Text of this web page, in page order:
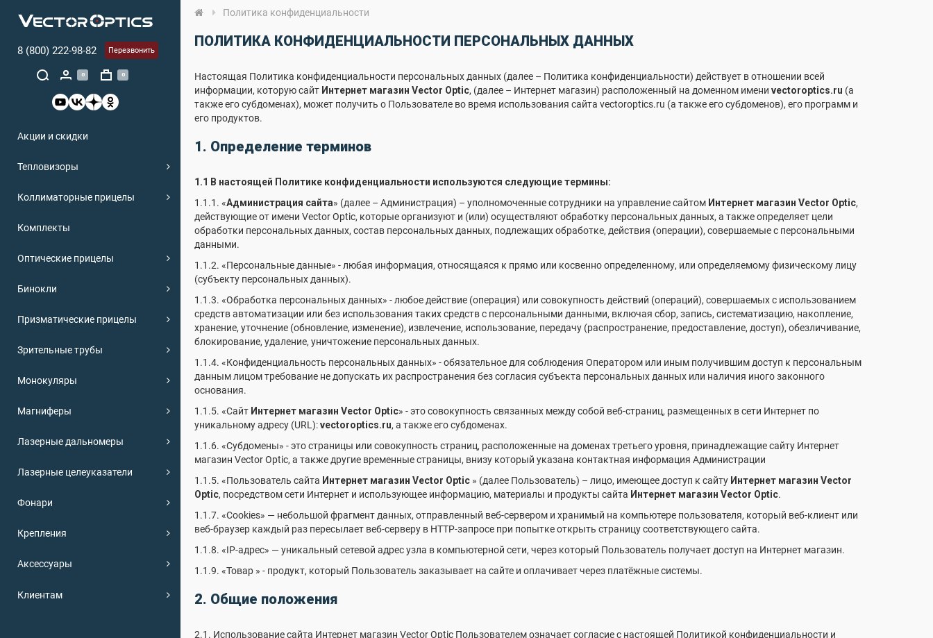
8 (800) 222-98-82 Перезвонить
0 0
Акции и скидки
Тепловизоры
Коллиматорные прицелы
Комплекты
Оптические прицелы
Бинокли
Призматические прицелы
Зрительные трубы
Монокуляры
Магниферы
Лазерные дальномеры
Лазерные целеуказатели
Фонари
Крепления
Аксессуары
Клиентам
Политика конфиденциальности
ПОЛИТИКА КОНФИДЕНЦИАЛЬНОСТИ ПЕРСОНАЛЬНЫХ ДАННЫХ
Настоящая Политика конфиденциальности персональных данных (далее – Политика конфиденциальности) действует в отношении всей
информации, которую сайт Интернет магазин Vector Optic, (далее – Интернет магазин) расположенный на доменном имени vectoroptics.ru (а
также его субдоменах), может получить о Пользователе во время использования сайта vectoroptics.ru (а также его субдоменов), его программ и
его продуктов.
1. Определение терминов
1.1 В настоящей Политике конфиденциальности используются следующие термины:
1.1.1. «Администрация сайта» (далее – Администрация) – уполномоченные сотрудники на управление сайтом Интернет магазин Vector Optic,
действующие от имени Vector Optic, которые организуют и (или) осуществляют обработку персональных данных, а также определяет цели
обработки персональных данных, состав персональных данных, подлежащих обработке, действия (операции), совершаемые с персональными
данными.
1.1.2. «Персональные данные» - любая информация, относящаяся к прямо или косвенно определенному, или определяемому физическому лицу
(субъекту персональных данных).
1.1.3. «Обработка персональных данных» - любое действие (операция) или совокупность действий (операций), совершаемых с использованием
средств автоматизации или без использования таких средств с персональными данными, включая сбор, запись, систематизацию, накопление,
хранение, уточнение (обновление, изменение), извлечение, использование, передачу (распространение, предоставление, доступ), обезличивание,
блокирование, удаление, уничтожение персональных данных.
1.1.4. «Конфиденциальность персональных данных» - обязательное для соблюдения Оператором или иным получившим доступ к персональным
данным лицом требование не допускать их распространения без согласия субъекта персональных данных или наличия иного законного
основания.
1.1.5. «Сайт Интернет магазин Vector Optic» - это совокупность связанных между собой веб-страниц, размещенных в сети Интернет по
уникальному адресу (URL):vectoroptics.ru, а также его субдоменах.
1.1.6. «Субдомены» - это страницы или совокупность страниц, расположенные на доменах третьего уровня, принадлежащие сайту Интернет
магазин Vector Optic, а также другие временные страницы, внизу который указана контактная информация Администрации
1.1.5. «Пользователь сайта Интернет магазин Vector Optic » (далее Пользователь) – лицо, имеющее доступ к сайту Интернет магазин Vector
Optic, посредством сети Интернет и использующее информацию, материалы и продукты сайта Интернет магазин Vector Optic.
1.1.7. «Cookies» — небольшой фрагмент данных, отправленный веб-сервером и хранимый на компьютере пользователя, который веб-клиент или
веб-браузер каждый раз пересылает веб-серверу в HTTP-запросе при попытке открыть страницу соответствующего сайта.
1.1.8. «IP-адрес» — уникальный сетевой адрес узла в компьютерной сети, через который Пользователь получает доступ на Интернет магазин.
1.1.9. «Товар » - продукт, который Пользователь заказывает на сайте и оплачивает через платёжные системы.
2. Общие положения
2.1. Использование сайта Интернет магазин Vector Optic Пользователем означает согласие с настоящей Политикой конфиденциальности и